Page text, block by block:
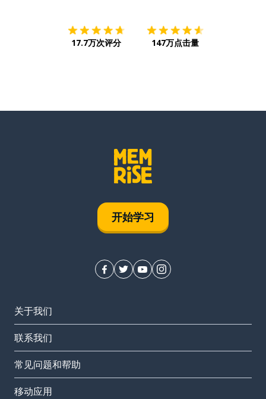
17.7万次评分 147万点击量
开始学习
关于我们
联系我们
常见问题和帮助
移动应用